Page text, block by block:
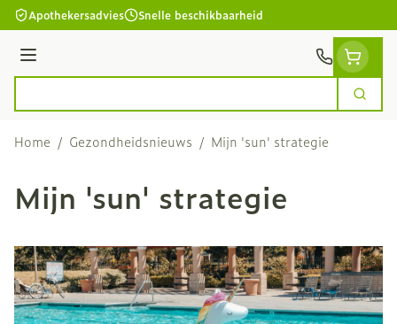
Ga naar de inhoud
Apothekersadvies Snelle beschikbaarheid
Menu
Zoek
Home / Gezondheidsnieuws / Mijn 'sun' strategie
Mijn 'sun' strategie